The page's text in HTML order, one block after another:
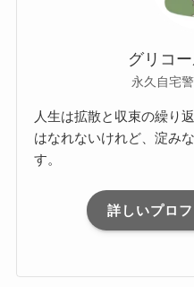
グリコ
永久自宅
人生は拡散と収束の繰り
はなれないけれど、淀み
す。
詳しいプロ